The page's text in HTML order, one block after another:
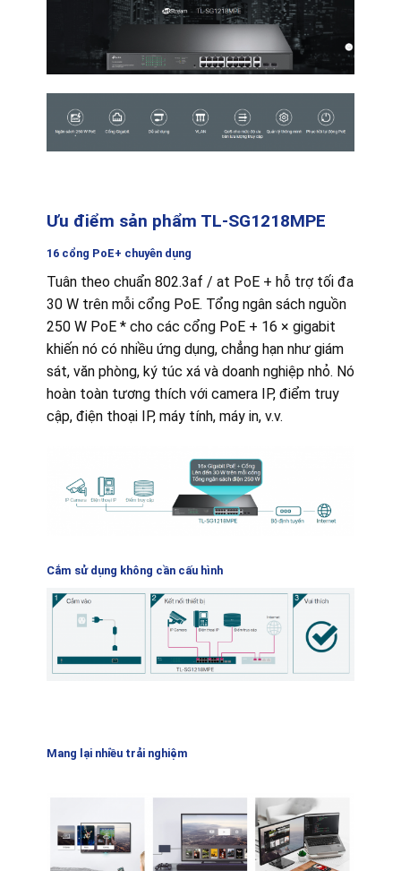
Ưu điểm sản phẩm TL-SG1218MPE
16 cổng PoE+ chuyên dụng
Tuân theo chuẩn 802.3af / at PoE + hỗ trợ tối đa
30 W trên mỗi cổng PoE. Tổng ngân sách nguồn
250 W PoE * cho các cổng PoE + 16 × gigabit
khiến nó có nhiều ứng dụng, chẳng hạn như giám
sát, văn phòng, ký túc xá và doanh nghiệp nhỏ. Nó
hoàn toàn tương thích với camera IP, điểm truy
cập, điện thoại IP, máy tính, máy in, v.v.
Cắm sử dụng không cần cấu hình
Mang lại nhiều trải nghiệm